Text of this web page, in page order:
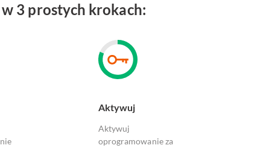
3 prostych krokach:
Aktywuj
Aktywuj
oprogramowanie za